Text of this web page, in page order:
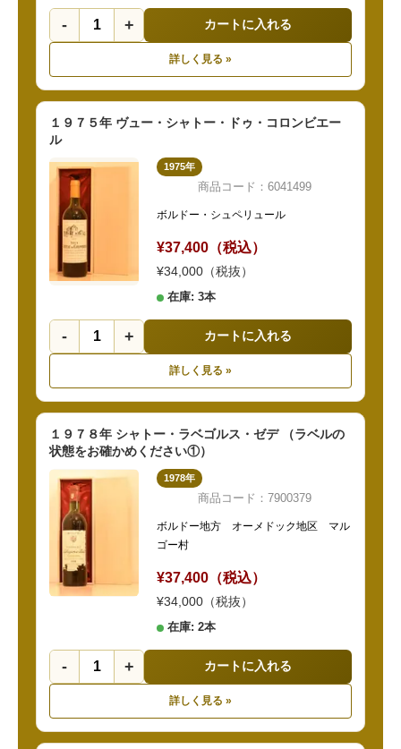
- + カートに入れる
詳しく見る »
１９７５年 ヴュー・シャトー・ドゥ・コロンビエー
ル
1975年
商品コード：6041499
ボルドー・シュペリュール
¥37,400（税込）
¥34,000（税抜）
在庫: 3本
- + カートに入れる
詳しく見る »
１９７８年 シャトー・ラベゴルス・ゼデ （ラベルの
状態をお確かめください①）
1978年
商品コード：7900379
ボルドー地方 オーメドック地区 マル
ゴー村
¥37,400（税込）
¥34,000（税抜）
在庫: 2本
- + カートに入れる
詳しく見る »